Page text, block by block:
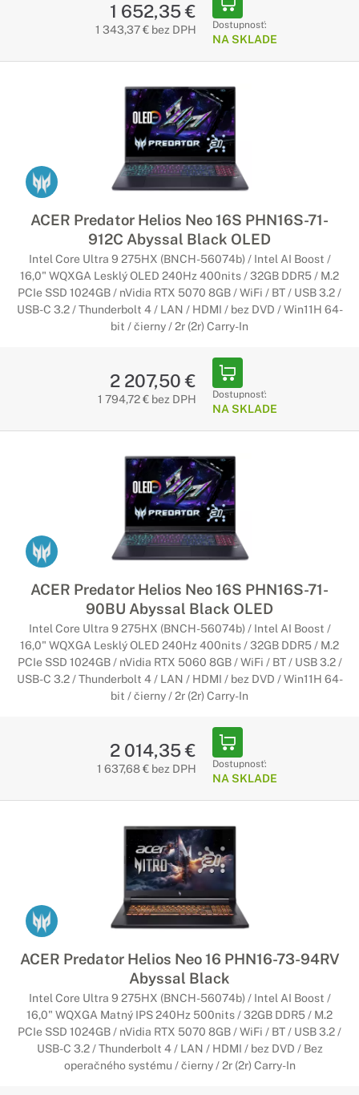
1 652,35 €
1 343,37 € bez DPH Dostupnosť:
NA SKLADE
ACER Predator Helios Neo 16S PHN16S-71-
912C Abyssal Black OLED
Intel Core Ultra 9 275HX (BNCH-56074b) / Intel AI Boost /
16,0" WQXGA Lesklý OLED 240Hz 400nits / 32GB DDR5 / M.2
PCIe SSD 1024GB / nVidia RTX 5070 8GB / WiFi / BT / USB 3.2 /
USB-C 3.2 / Thunderbolt 4 / LAN / HDMI / bez DVD / Win11H 64-
bit / čierny / 2r (2r) Carry-In
2 207,50 €
1 794,72 € bez DPH Dostupnosť:
NA SKLADE
ACER Predator Helios Neo 16S PHN16S-71-
90BU Abyssal Black OLED
Intel Core Ultra 9 275HX (BNCH-56074b) / Intel AI Boost /
16,0" WQXGA Lesklý OLED 240Hz 400nits / 32GB DDR5 / M.2
PCIe SSD 1024GB / nVidia RTX 5060 8GB / WiFi / BT / USB 3.2 /
USB-C 3.2 / Thunderbolt 4 / LAN / HDMI / bez DVD / Win11H 64-
bit / čierny / 2r (2r) Carry-In
2 014,35 €
1 637,68 € bez DPH Dostupnosť:
NA SKLADE
ACER Predator Helios Neo 16 PHN16-73-94RV
Abyssal Black
Intel Core Ultra 9 275HX (BNCH-56074b) / Intel AI Boost /
16,0" WQXGA Matný IPS 240Hz 500nits / 32GB DDR5 / M.2
PCIe SSD 1024GB / nVidia RTX 5070 8GB / WiFi / BT / USB 3.2 /
USB-C 3.2 / Thunderbolt 4 / LAN / HDMI / bez DVD / Bez
operačného systému / čierny / 2r (2r) Carry-In